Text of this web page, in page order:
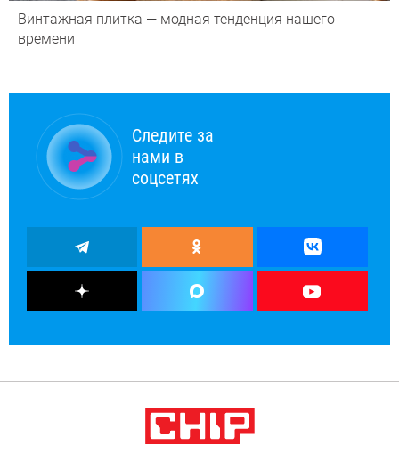
Винтажная плитка — модная тенденция нашего
времени
Следите за
нами в
соцсетях